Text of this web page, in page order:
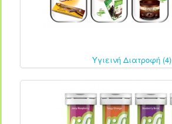
Υγιεινή Διατροφή (4)